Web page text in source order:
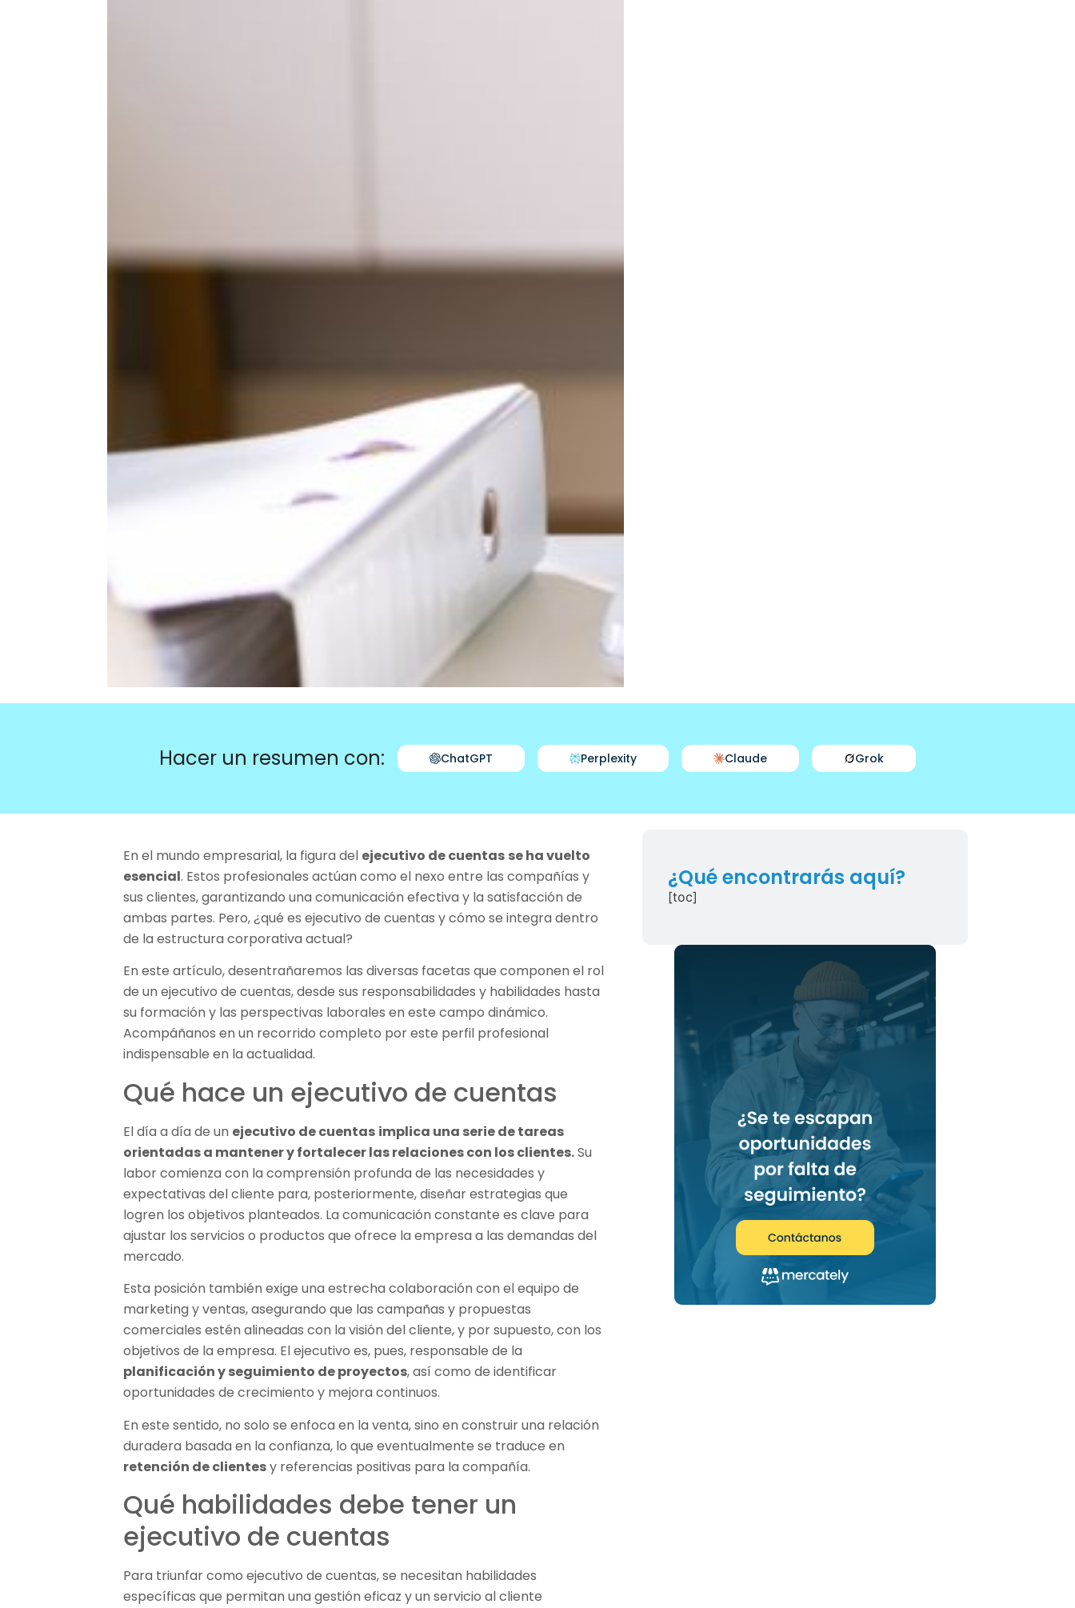
Hacer un resumen con: ChatGPT Perplexity Claude Grok
En el mundo empresarial, la figura del ejecutivo de cuentas se ha vuelto
esencial. Estos profesionales actúan como el nexo entre las compañías y
sus clientes, garantizando una comunicación efectiva y la satisfacción de
ambas partes. Pero, ¿qué es ejecutivo de cuentas y cómo se integra dentro
de la estructura corporativa actual?
En este artículo, desentrañaremos las diversas facetas que componen el rol
de un ejecutivo de cuentas, desde sus responsabilidades y habilidades hasta
su formación y las perspectivas laborales en este campo dinámico.
Acompáñanos en un recorrido completo por este perfil profesional
indispensable en la actualidad.
Qué hace un ejecutivo de cuentas
El día a día de un ejecutivo de cuentas implica una serie de tareas
orientadas a mantener y fortalecer las relaciones con los clientes.Su
labor comienza con la comprensión profunda de las necesidades y
expectativas del cliente para, posteriormente, diseñar estrategias que
logren los objetivos planteados. La comunicación constante es clave para
ajustar los servicios o productos que ofrece la empresa a las demandas del
mercado.
Esta posición también exige una estrecha colaboración con el equipo de
marketing y ventas, asegurando que las campañas y propuestas
comerciales estén alineadas con la visión del cliente, y por supuesto, con los
objetivos de la empresa. El ejecutivo es, pues, responsable de la
planificación y seguimiento de proyectos, así como de identificar
oportunidades de crecimiento y mejora continuos.
En este sentido, no solo se enfoca en la venta, sino en construir una relación
duradera basada en la confianza, lo que eventualmente se traduce en
retención de clientesy referencias positivas para la compañía.
Qué habilidades debe tener un
ejecutivo de cuentas
Para triunfar como ejecutivo de cuentas, se necesitan habilidades
específicas que permitan una gestión eficaz y un servicio al cliente
¿Qué encontrarás aquí?
[toc]